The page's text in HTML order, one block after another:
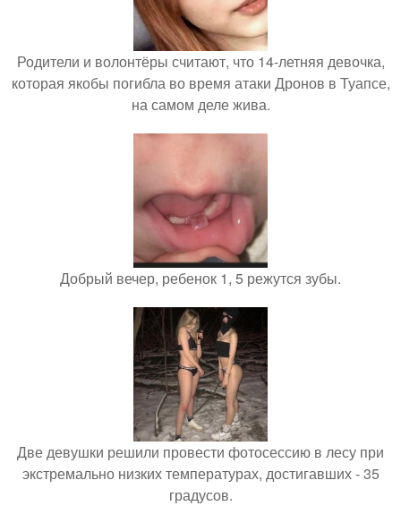
Родители и волонтёры считают, что 14-летняя девочка,
которая якобы погибла во время атаки Дронов в Туапсе,
на самом деле жива.
Добрый вечер, ребенок 1, 5 режутся зубы.
Две девушки решили провести фотосессию в лесу при
экстремально низких температурах, достигавших - 35
градусов.